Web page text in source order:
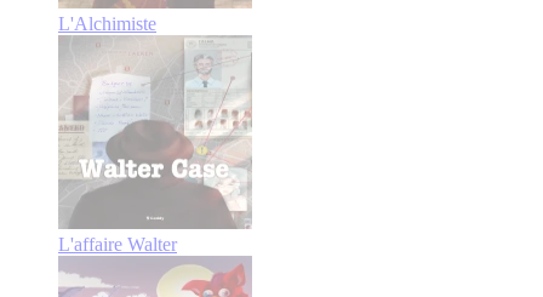
L'Alchimiste
L'affaire Walter